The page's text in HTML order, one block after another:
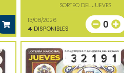
SORTEO DEL JUEVES
13/08/2026
4 DISPONIBLES 0